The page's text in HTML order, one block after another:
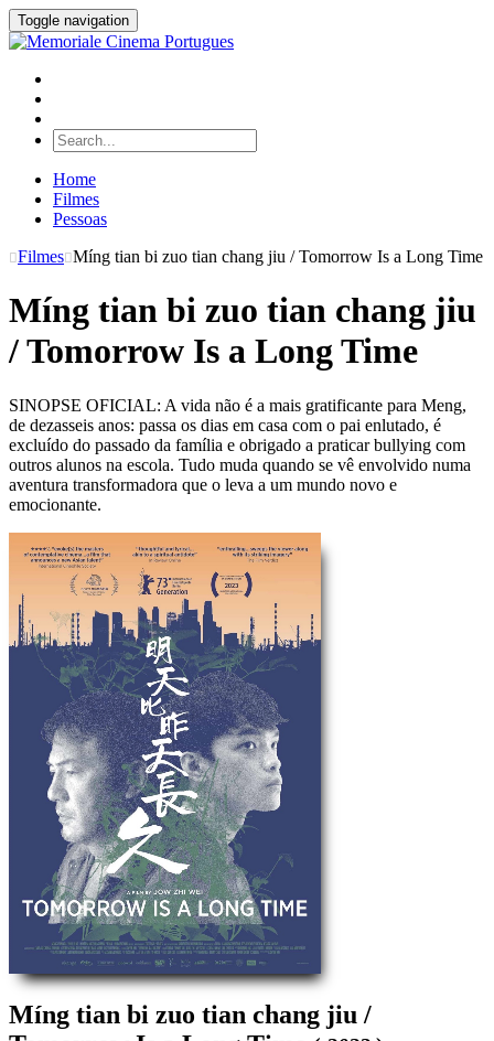
Toggle navigation
Home
Filmes
Pessoas
Filmes Míng tian bi zuo tian chang jiu / Tomorrow Is a Long Time
Míng tian bi zuo tian chang jiu
/ Tomorrow Is a Long Time
SINOPSE OFICIAL: A vida não é a mais gratificante para Meng,
de dezasseis anos: passa os dias em casa com o pai enlutado, é
excluído do passado da família e obrigado a praticar bullying com
outros alunos na escola. Tudo muda quando se vê envolvido numa
aventura transformadora que o leva a um mundo novo e
emocionante.
Míng tian bi zuo tian chang jiu /